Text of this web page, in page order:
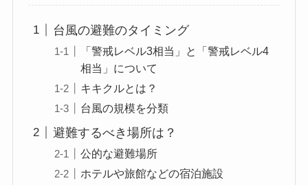
台風の避難のタイミング
「警戒レベル3相当」と「警戒レベル4
相当」について
キキクルとは？
台風の規模を分類
避難するべき場所は？
公的な避難場所
ホテルや旅館などの宿泊施設